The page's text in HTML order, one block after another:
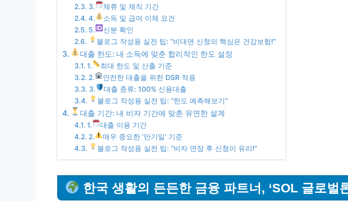
3.
체류 및 재직 기간
4.
소득 및 급여 이체 요건
5.
신분 확인
블로그 작성용 실전 팁: “비대면 신청의 핵심은 건강보험!”
대출 한도: 내 소득에 맞춘 합리적인 한도 설정
1.
최대 한도 및 산출 기준
2.
안전한 대출을 위한 DSR 적용
3.
대출 종류: 100% 신용대출
블로그 작성용 실전 팁: “한도 예측해보기”
대출 기간: 내 비자 기간에 맞춘 유연한 설계
1.
대출 이용 기간
2.
매우 중요한 ‘만기일’ 기준
블로그 작성용 실전 팁: “비자 연장 후 신청이 유리!”
한국 생활의 든든한 금융 파트너, ‘SOL 글로벌